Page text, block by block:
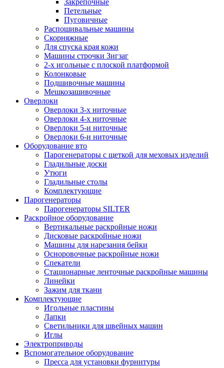
Закрепочные
Петельные
Пуговичные
Распошивальные машины
Скорняжные
Для спуска края кожи
Машины строчки Зигзаг
2-х игольные с плоской платформой
Колонковые
Подшивочные машины
Мешкозашивочные
Оверлоки
Оверлоки 3-х ниточные
Оверлоки 4-х ниточные
Оверлоки 5-и ниточные
Оверлоки 6-и ниточные
Оборудование вто
Парогенераторы с щеткой для меховых изделий
Гладильные доски
Утюги
Гладильные столы
Комплектующие
Парогенераторы
Парогенераторы SILTER
Раскройное оборудование
Вертикальные раскройные ножи
Дисковые раскройные ножи
Машины для нарезания бейки
Осноровочные раскройные ножи
Спекатели
Стационарные ленточные раскройные машины
Линейки
Зажим для ткани
Комплектующие
Игольные пластины
Лапки
Светильники для швейных машин
Иглы
Электроприводы
Вспомогательное оборудование
Пресса для установки фурнитуры